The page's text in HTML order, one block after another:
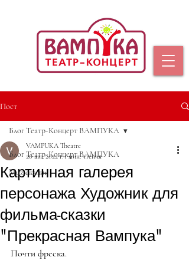
Пост
Блог Театр-Концерт ВАМПУКА
Muz.сказки
Блог Театр-Концерт ВАМПУКА
Картинная галерея
персонажа Художник для
фильма-сказки
"Прекрасная Вампука"
VAMPUKA Theatre
26 авг. 2022 г.1 мин. чтения
Почти фреска.